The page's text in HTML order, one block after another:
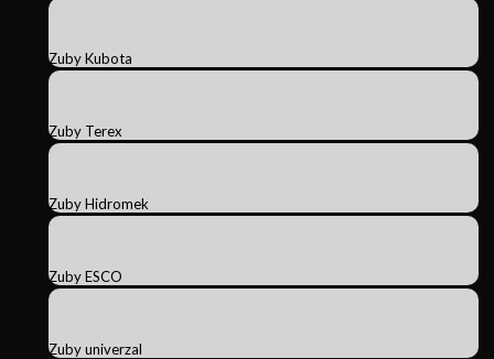
Zuby Kubota
Zuby Terex
Zuby Hidromek
Zuby ESCO
Zuby univerzal